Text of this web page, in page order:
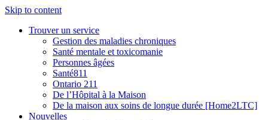
Skip to content
Trouver un service
Gestion des maladies chroniques
Santé mentale et toxicomanie
Personnes âgées
Santé811
Ontario 211
De l’Hôpital à la Maison
De la maison aux soins de longue durée [Home2LTC]
Nouvelles